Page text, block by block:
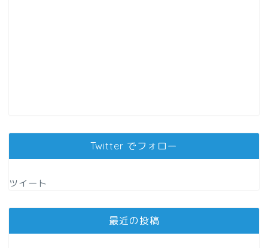
Twitter でフォロー
ツイート
最近の投稿